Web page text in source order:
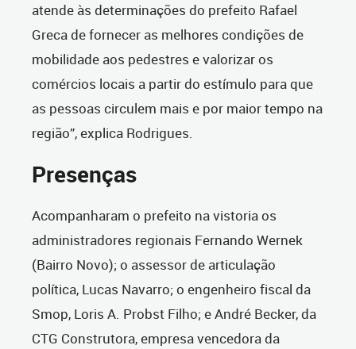
atende às determinações do prefeito Rafael
Greca de fornecer as melhores condições de
mobilidade aos pedestres e valorizar os
comércios locais a partir do estímulo para que
as pessoas circulem mais e por maior tempo na
região”, explica Rodrigues.
Presenças
Acompanharam o prefeito na vistoria os
administradores regionais Fernando Wernek
(Bairro Novo); o assessor de articulação
política, Lucas Navarro; o engenheiro fiscal da
Smop, Loris A. Probst Filho; e André Becker, da
CTG Construtora, empresa vencedora da